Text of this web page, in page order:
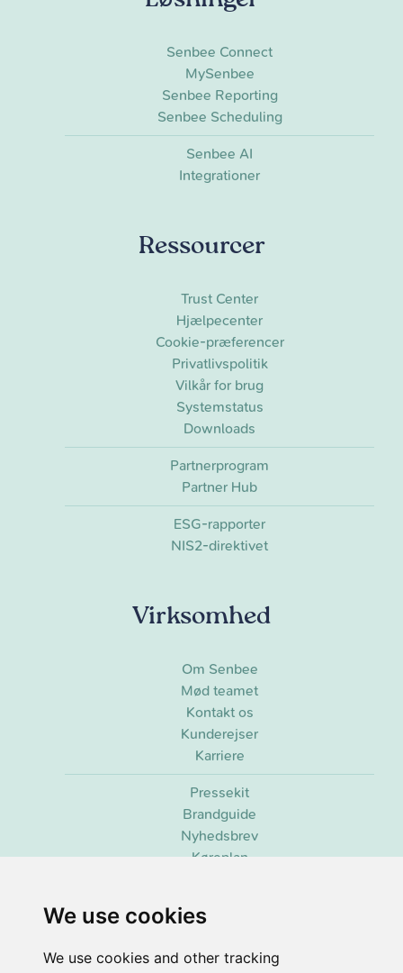
We use cookies
We use cookies and other tracking
Senbee Connect
MySenbee
Senbee Reporting
Senbee Scheduling
Senbee AI
Integrationer
Ressourcer
Trust Center
Hjælpecenter
Cookie-præferencer
Privatlivspolitik
Vilkår for brug
Systemstatus
Downloads
Partnerprogram
Partner Hub
ESG-rapporter
NIS2-direktivet
Virksomhed
Om Senbee
Mød teamet
Kontakt os
Kunderejser
Karriere
Pressekit
Brandguide
Nyhedsbrev
Køreplan
2026 ©Senbee. Alle rettigheder forbeholdes.
Udviklet & vedligeholdt afSenbee AI